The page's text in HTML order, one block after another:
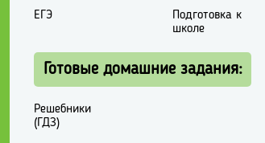
ЕГЭ
Подготовка к
школе
Готовые домашние задания:
Решебники
(ГДЗ)